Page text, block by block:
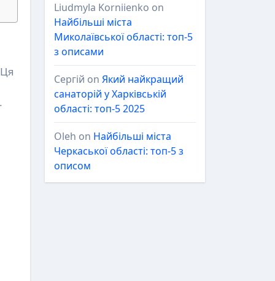
Liudmyla Korniienko on
Найбільші міста
Миколаївської області: топ-5
з описами
Сергій on Який найкращий
санаторій у Харківській
області: топ-5 2025
Oleh on Найбільші міста
Черкаської області: топ-5 з
описом